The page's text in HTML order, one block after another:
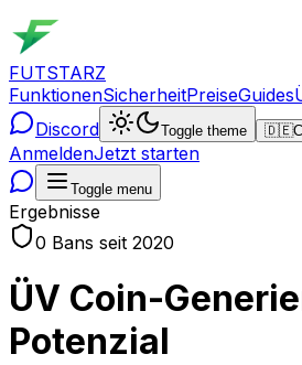
FUTSTARZ
FunktionenSicherheitPreiseGuides
Discord
Toggle theme 🇩🇪
AnmeldenJetzt starten
Toggle menu
Ergebnisse
0 Bans seit 2020
ÜV Coin-
Potenzial